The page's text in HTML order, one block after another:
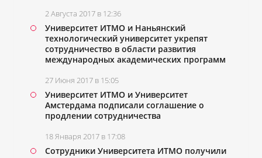
2 Августа 2017 в 12:36
Университет ИТМО и Наньянский
технологический университет укрепят
сотрудничество в области развития
международных академических программ
27 Июня 2017 в 15:05
Университет ИТМО и Университет
Амстердама подписали соглашение о
продлении сотрудничества
18 Января 2017 в 17:08
Сотрудники Университета ИТМО получили